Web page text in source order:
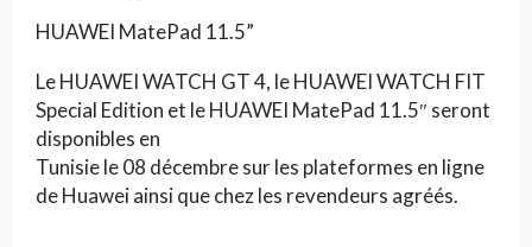
HUAWEI MatePad 11.5”
Le HUAWEI WATCH GT 4, le HUAWEI WATCH FIT
Special Edition et le HUAWEI MatePad 11.5″ seront
disponibles en
Tunisie le 08 décembre sur les plateformes en ligne
de Huawei ainsi que chez les revendeurs agréés.